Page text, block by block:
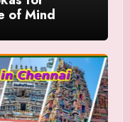
of Mind